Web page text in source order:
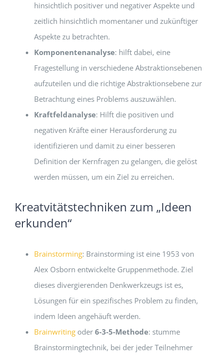
hinsichtlich positiver und negativer Aspekte und
zeitlich hinsichtlich momentaner und zukünftiger
Aspekte zu betrachten.
Komponentenanalyse: hilft dabei, eine
Fragestellung in verschiedene Abstraktionsebenen
aufzuteilen und die richtige Abstraktionsebene zur
Betrachtung eines Problems auszuwählen.
Kraftfeldanalyse: Hilft die positiven und
negativen Kräfte einer Herausforderung zu
identifizieren und damit zu einer besseren
Definition der Kernfragen zu gelangen, die gelöst
werden müssen, um ein Ziel zu erreichen.
Kreatvitätstechniken zum „Ideen
erkunden“
Brainstorming: Brainstorming ist eine 1953 von
Alex Osborn entwickelte Gruppenmethode. Ziel
dieses divergierenden Denkwerkzeugs ist es,
Lösungen für ein spezifisches Problem zu finden,
indem Ideen angehäuft werden.
Brainwritingoder 6-3-5-Methode: stumme
Brainstormingtechnik, bei der jeder Teilnehmer